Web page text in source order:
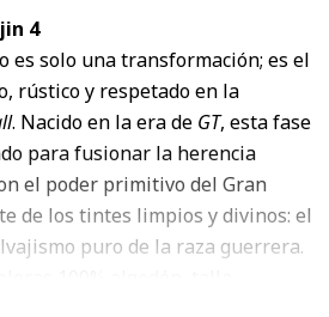
4
es solo una transformación; es el
rústico y respetado en la
. Nacido en la era de GT, esta fase
para fusionar la herencia
el poder primitivo del Gran
de los tintes limpios y divinos: el
puro de la raza guerrera.
redondo.